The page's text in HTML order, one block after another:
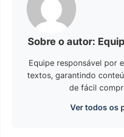
Sobre o autor:
Equipe responsável por
textos, garantindo
de fácil
Ver todos os